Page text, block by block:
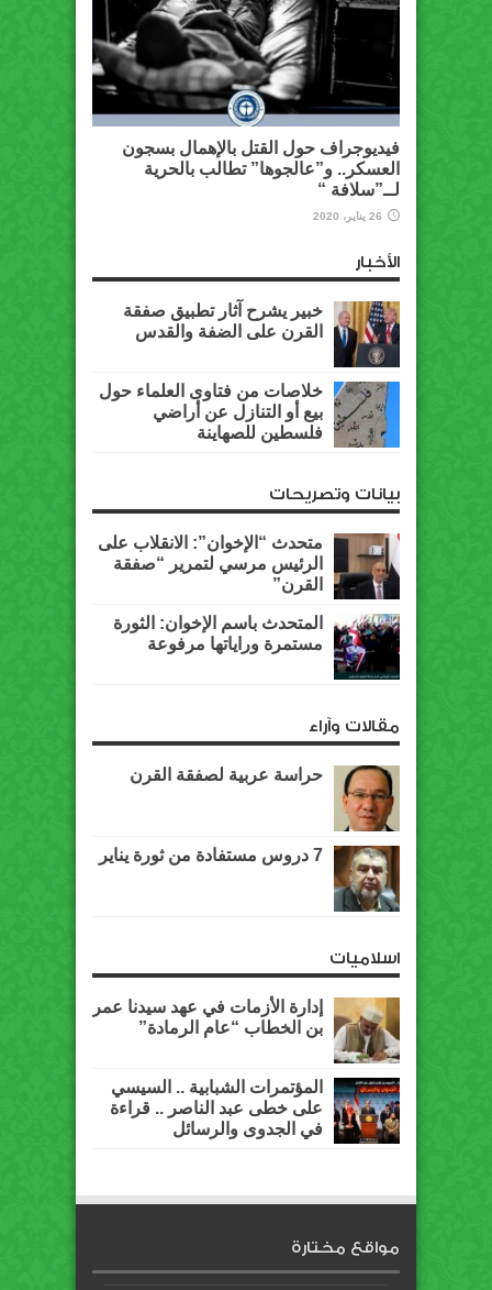
فيديوجراف حول القتل بالإهمال بسجون
العسكر.. و”عالجوها” تطالب بالحرية
لــ”سلافة “
26 يناير، 2020
الأخبار
خبير يشرح آثار تطبيق صفقة
القرن على الضفة والقدس
خلاصات من فتاوى العلماء حول
بيع أو التنازل عن أراضي
فلسطين للصهاينة
بيانات وتصريحات
متحدث “الإخوان”: الانقلاب على
الرئيس مرسي لتمرير “صفقة
القرن”
المتحدث باسم الإخوان: الثورة
مستمرة وراياتها مرفوعة
مقالات وآراء
حراسة عربية لصفقة القرن
7 دروس مستفادة من ثورة يناير
اسلاميات
إدارة الأزمات في عهد سيدنا عمر
بن الخطاب “عام الرمادة”
المؤتمرات الشبابية .. السيسي
على خطى عبد الناصر .. قراءة
في الجدوى والرسائل
مواقع مختارة